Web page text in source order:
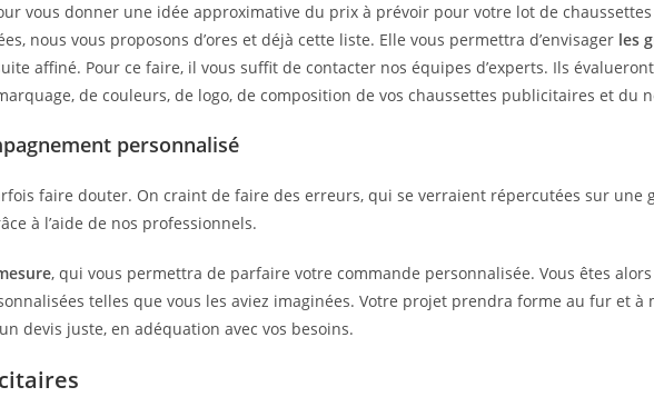
vous donner une idée approximative du prix à prévoir pour votre lot de
nous vous proposons d’ores et déjà cette liste. Elle vous permettra d’envisager les
affiné. Pour ce faire, il vous suffit de contacter nos équipes d’experts. Ils
de couleurs, de logo, de composition de vos chaussettes publicitaires et du
personnalisé
faire douter. On craint de faire des erreurs, qui se verraient répercutées sur une
à l’aide de nos professionnels.
, qui vous permettra de parfaire votre commande personnalisée. Vous êtes
telles que vous les aviez imaginées. Votre projet prendra forme au fur et à
devis juste, en adéquation avec vos besoins.